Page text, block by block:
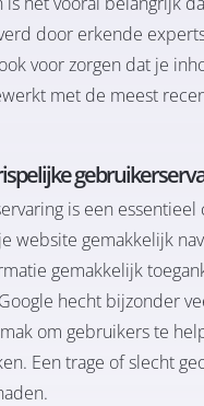
door erkende
voor zorgen dat je
met de meest
is een
website gemakkelijk
gemakkelijk
hecht bijzonder
om gebruikers te
Een trage of slecht